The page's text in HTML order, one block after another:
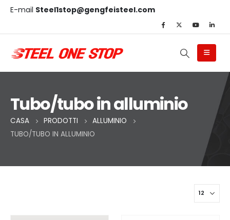
E-mail Steel1stop@gengfeisteel.com
Tubo/tubo in alluminio
CASA PRODOTTI
ALLUMINIO
TUBO/TUBO IN ALLUMINIO